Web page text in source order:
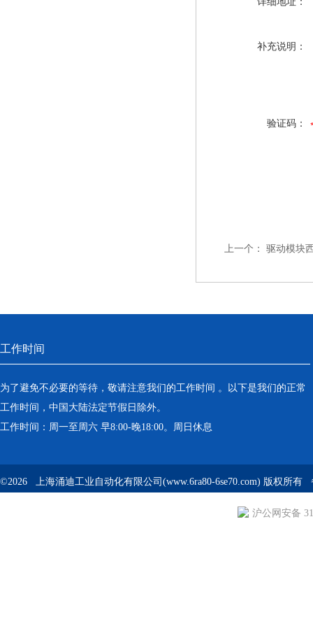
补充说明：
验证码：
上一个： 驱动模块
工作时间
为了避免不必要的等待，敬请注意我们的工作时间 。以下是我们的正常
工作时间，中国大陆法定节假日除外。
工作时间：周一至周六 早8:00-晚18:00。周日休息
©2026 上海涌迪工业自动化有限公司(www.6ra80-6se70.com) 版权所有
沪公网安备